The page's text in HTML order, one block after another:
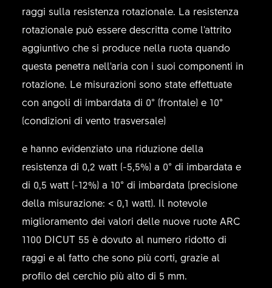
raggi sulla resistenza rotazionale. La resistenza
rotazionale può essere descritta come l'attrito
aggiuntivo che si produce nella ruota quando
questa penetra nell'aria con i suoi componenti in
rotazione. Le misurazioni sono state effettuate
con angoli di imbardata di 0° (frontale) e 10°
(condizioni di vento trasversale)
e hanno evidenziato una riduzione della
resistenza di 0,2 watt (-5,5%) a 0° di imbardata e
di 0,5 watt (-12%) a 10° di imbardata (precisione
della misurazione: < 0,1 watt). Il notevole
miglioramento dei valori delle nuove ruote ARC
1100 DICUT 55 è dovuto al numero ridotto di
raggi e al fatto che sono più corti, grazie al
profilo del cerchio più alto di 5 mm.